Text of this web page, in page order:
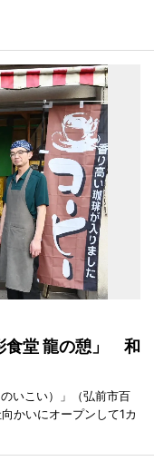
食堂 龍の憩」 和
いこい）」（弘前市百
かいにオープンして1カ